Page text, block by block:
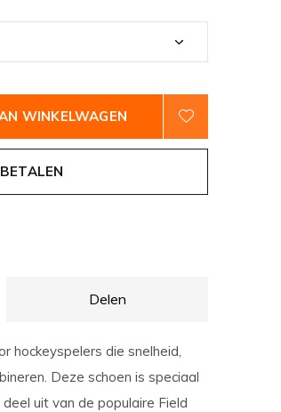
WINKELWAGEN
Delen
hockeyspelers die snelheid,
Deze schoen is speciaal
uit van de populaire Field